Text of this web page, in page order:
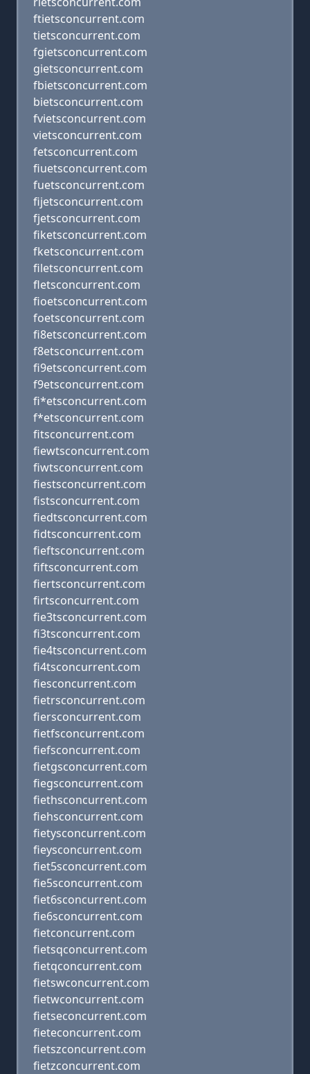
ftietsconcurrent.com
tietsconcurrent.com
fgietsconcurrent.com
gietsconcurrent.com
fbietsconcurrent.com
bietsconcurrent.com
fvietsconcurrent.com
vietsconcurrent.com
fetsconcurrent.com
fiuetsconcurrent.com
fuetsconcurrent.com
fijetsconcurrent.com
fjetsconcurrent.com
fiketsconcurrent.com
fketsconcurrent.com
filetsconcurrent.com
fletsconcurrent.com
fioetsconcurrent.com
foetsconcurrent.com
fi8etsconcurrent.com
f8etsconcurrent.com
fi9etsconcurrent.com
f9etsconcurrent.com
fi*etsconcurrent.com
f*etsconcurrent.com
fitsconcurrent.com
fiewtsconcurrent.com
fiwtsconcurrent.com
fiestsconcurrent.com
fistsconcurrent.com
fiedtsconcurrent.com
fidtsconcurrent.com
fieftsconcurrent.com
fiftsconcurrent.com
fiertsconcurrent.com
firtsconcurrent.com
fie3tsconcurrent.com
fi3tsconcurrent.com
fie4tsconcurrent.com
fi4tsconcurrent.com
fiesconcurrent.com
fietrsconcurrent.com
fiersconcurrent.com
fietfsconcurrent.com
fiefsconcurrent.com
fietgsconcurrent.com
fiegsconcurrent.com
fiethsconcurrent.com
fiehsconcurrent.com
fietysconcurrent.com
fieysconcurrent.com
fiet5sconcurrent.com
fie5sconcurrent.com
fiet6sconcurrent.com
fie6sconcurrent.com
fietconcurrent.com
fietsqconcurrent.com
fietqconcurrent.com
fietswconcurrent.com
fietwconcurrent.com
fietseconcurrent.com
fieteconcurrent.com
fietszconcurrent.com
fietzconcurrent.com